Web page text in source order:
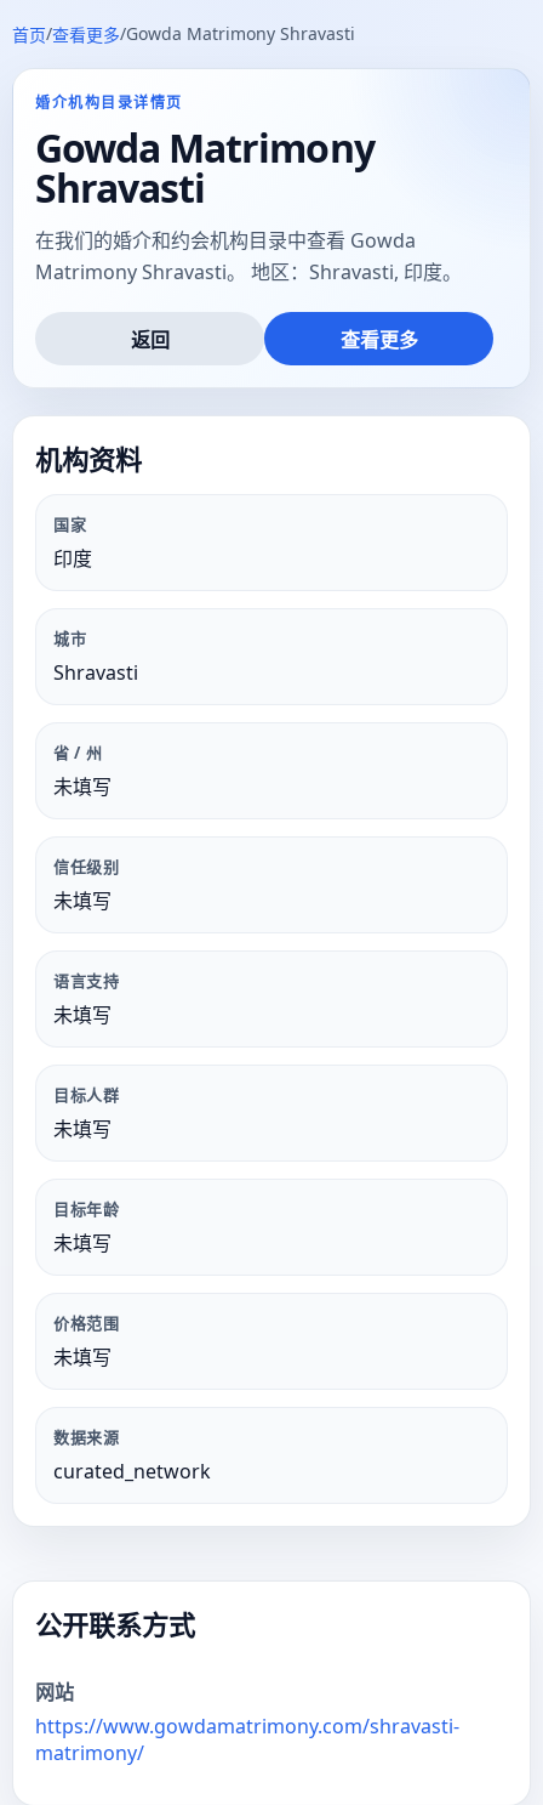
首页/查看更多/Gowda Matrimony Shravasti
婚介机构目录详情页
Gowda Matrimony
Shravasti
在我们的婚介和约会机构目录中查看 Gowda
Matrimony Shravasti。 地区：Shravasti, 印度。
返回 查看更多
机构资料
国家
印度
城市
Shravasti
省 / 州
未填写
信任级别
未填写
语言支持
未填写
目标人群
未填写
目标年龄
未填写
价格范围
未填写
数据来源
curated_network
公开联系方式
网站
https://www.gowdamatrimony.com/shravasti-
matrimony/